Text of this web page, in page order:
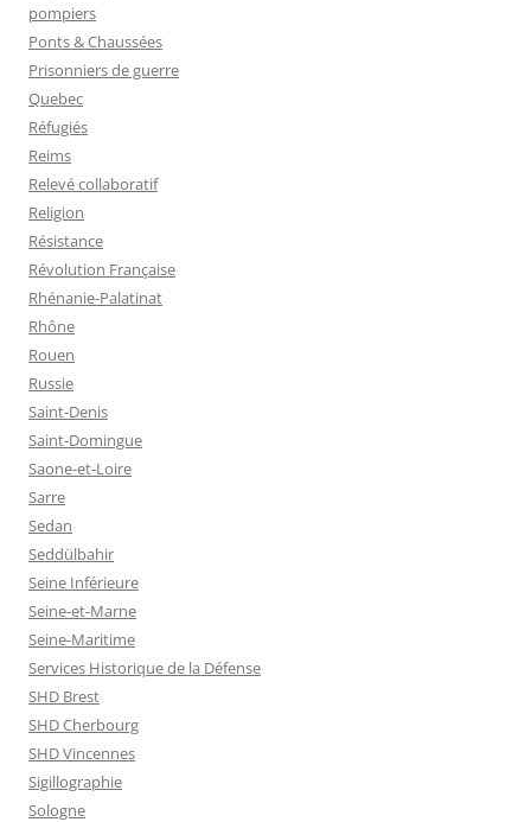
pompiers
Ponts & Chaussées
Prisonniers de guerre
Quebec
Réfugiés
Reims
Relevé collaboratif
Religion
Résistance
Révolution Française
Rhénanie-Palatinat
Rhône
Rouen
Russie
Saint-Denis
Saint-Domingue
Saone-et-Loire
Sarre
Sedan
Seddülbahir
Seine Inférieure
Seine-et-Marne
Seine-Maritime
Services Historique de la Défense
SHD Brest
SHD Cherbourg
SHD Vincennes
Sigillographie
Sologne